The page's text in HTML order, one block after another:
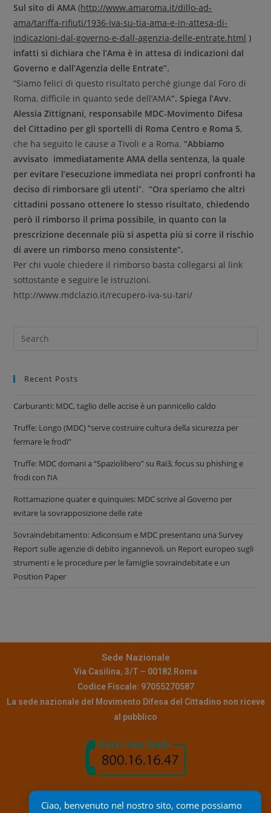
Sul sito di AMA (http://www.amaroma.it/dillo-ad-
ama/tariffa-rifiuti/1936-iva-su-tia-ama-e-in-attesa-di-
indicazioni-dal-governo-e-dall-agenzia-delle-entrate.html )
infatti si dichiara che l’Ama è in attesa di indicazioni dal
Governo e dall’Agenzia delle Entrate”.
“Siamo felici di questo risultato perché giunge dal Foro di
Roma, difficile in quanto sede dell’AMA“. Spiega l’Avv.
Alessia Zittignani, responsabile MDC-Movimento Difesa
del Cittadino per gli sportelli di Roma Centro e Roma 5,
che ha seguito le cause a Tivoli e a Roma.“Abbiamo
avvisato immediatamente AMA della sentenza, la quale
per evitare l’esecuzione immediata nei propri confronti ha
deciso di rimborsare gli utenti”.“Ora speriamo che altri
cittadini possano ottenere lo stesso risultato, chiedendo
però il rimborso il prima possibile, in quanto con la
prescrizione decennale più si aspetta più si corre il rischio
di avere un rimborso meno consistente”.
Per chi vuole chiedere il rimborso basta collegarsi al link
sottostante e seguire le istruzioni.
http://www.mdclazio.it/recupero-iva-su-tari/
Recent Posts
Carburanti: MDC, taglio delle accise è un pannicello caldo
Truffe: Longo (MDC) “serve costruire cultura della sicurezza per
fermare le frodi”
Truffe: MDC domani a “Spaziolibero” su Rai3, focus su phishing e
frodi con l’IA
Rottamazione quater e quinquies: MDC scrive al Governo per
evitare la sovrapposizione delle rate
Sovraindebitamento: Adiconsum e MDC presentano una Survey
Report sulle agenzie di debito ingannevoli, un Report europeo sugli
strumenti e le procedure per le famiglie sovraindebitate e un
Position Paper
Sede Nazionale
Via Casilina, 3/T – 00182 Roma
Codice Fiscale: 97055270587
La sede nazionale del Movimento Difesa del Cittadino non riceve
al pubblico
Contatti
Ciao, benvenuto nel nostro sito, come possiamo